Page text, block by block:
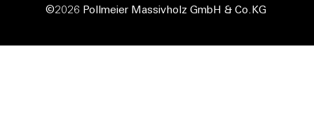
©2026 Pollmeier Massivholz GmbH & Co.KG